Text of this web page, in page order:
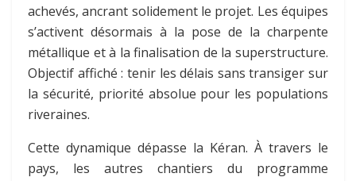
achevés, ancrant solidement le projet. Les équipes
s’activent désormais à la pose de la charpente
métallique et à la finalisation de la superstructure.
Objectif affiché : tenir les délais sans transiger sur
la sécurité, priorité absolue pour les populations
riveraines.
Cette dynamique dépasse la Kéran. À travers le
pays, les autres chantiers du programme